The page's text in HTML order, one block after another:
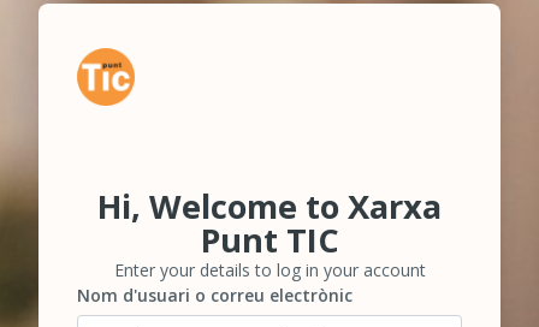
Hi, Welcome to Xarxa
Punt TIC
Enter your details to log in your account
Salta-t'ho per crear un nou compte
Nom d'usuari o correu electrònic
Nom d'usuari o correu electrònic